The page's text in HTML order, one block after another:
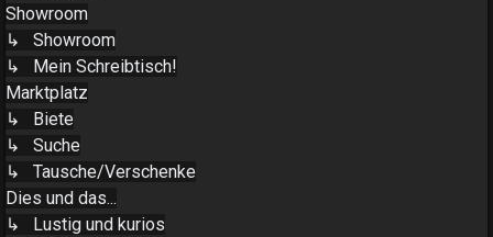
Showroom
↳ Showroom
↳ Mein Schreibtisch!
Marktplatz
↳ Biete
↳ Suche
↳ Tausche/Verschenke
Dies und das...
↳ Lustig und kurios